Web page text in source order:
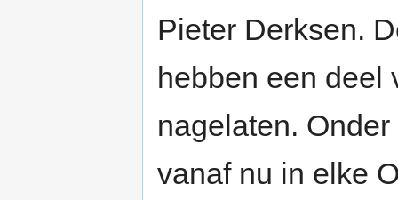
Pieter Derksen.
hebben een deel
nagelaten.
vanaf nu in elke